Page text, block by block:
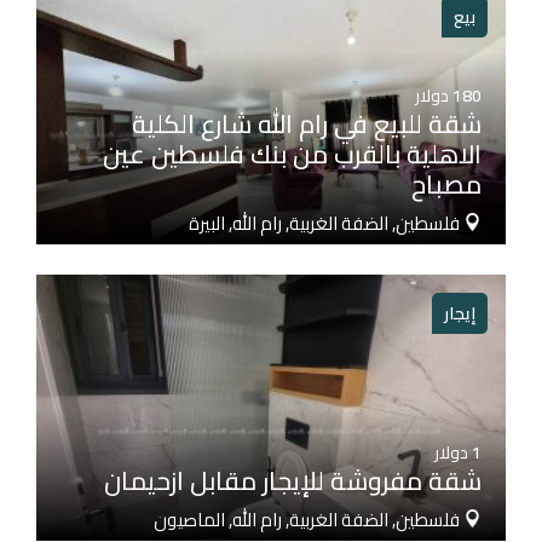
بيع
180دولار
شقة للبيع في رام الله شارع الكلية
الاهلية بالقرب من بنك فلسطين عين
مصباح
فلسطين, الضفة الغربية, رام الله, البيرة
إيجار
1دولار
شقة مفروشة للإيجار مقابل ازحيمان
فلسطين, الضفة الغربية, رام الله, الماصيون